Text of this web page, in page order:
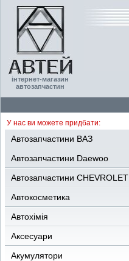
інтернет-магазин
автозапчастин
У нас ви можете придбати:
Автозапчастини ВАЗ
Автозапчастини Daewoo
Автозапчастини CHEVROLET
Автокосметика
Автохімія
Аксесуари
Акумулятори